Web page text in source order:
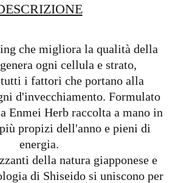
che migliora la qualità della
ogni cellula e strato,
i fattori che portano alla
d'invecchiamento. Formulato
Enmei Herb raccolta a mano in
propizi dell'anno e pieni di
energia.
della natura giapponese e
di Shiseido si uniscono per